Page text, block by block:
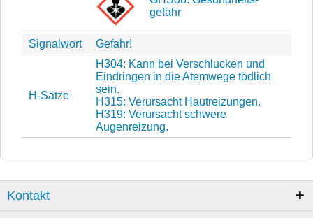
gefahr
Signalwort Gefahr!
H-Sätze
H304: Kann bei Verschlucken und
Eindringen in die Atemwege tödlich
sein.
H315: Verursacht Hautreizungen.
H319: Verursacht schwere
Augenreizung.
Kontakt